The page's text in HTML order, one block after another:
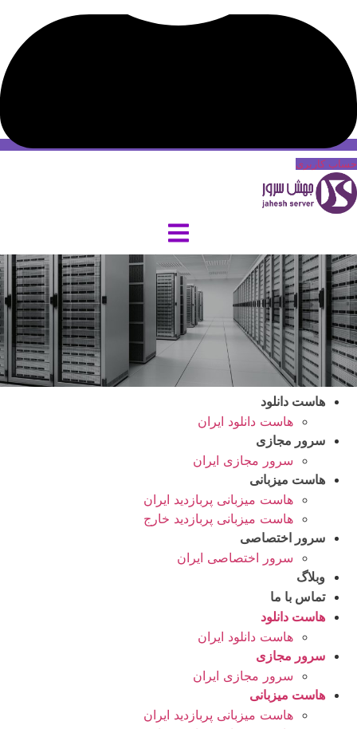
حساب کاربری
هاست دانلود
هاست دانلود ایران
سرور مجازی
سرور مجازی ایران
هاست میزبانی
هاست میزبانی پربازدید ایران
هاست میزبانی پربازدید خارج
سرور اختصاصی
سرور اختصاصی ایران
وبلاگ
تماس با ما
هاست دانلود
هاست دانلود ایران
سرور مجازی
سرور مجازی ایران
هاست میزبانی
هاست میزبانی پربازدید ایران